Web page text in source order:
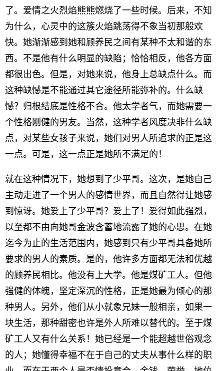
了。爱情之火烈焰熊熊燃烧了一些时候。后来，不知
为什么，心灵中的这簇火焰跳荡得不象当初那般欢
快。她渐渐感到她和顾养民之间有某种不太和谐的东
西。不是他有什么明显的缺陷；恰恰相反，他各方面
都很出色。但是，对她来说，他身上总缺点什么。而
这种缺憾是不能通过其它途径所能弥补的。什么缺
憾？归根结底是性格不合。他太学者气，而她需要一
个性格刚健的男友。当然，这种学者风度决非什么缺
点，对某些女孩子来说，她们对男人所追求的正是这
一点。可是，这一点正是她所不满足的！
就在这种情况下，她想到了少平哥。这次，是她自己
主动走进了一个男人的感情世界，而且自然得让她感
到惊讶。她爱上了少平哥？爱上了！爱得如此强烈，
以至都不由向她哥金波含蓄地流露了她的心思。在她
迄今为止的生活范围内，她感到只有少平哥具备她所
要求的男人的素质。是的，他许多方面都无法和优越
的顾养民相比。他没有上大学。他是煤矿工人。但他
强健的体魄，坚定深沉的性格，正是她最为倾心的那
种男人。另外，他们从小就象兄妹一般相亲，如果一
块生活，那种甜密也许是外人所难以替代的。至于煤
矿工人又有什么关系！她已经是一个能超越世俗观念
的人；她懂得幸福不在于自己的丈夫从事什么样的职